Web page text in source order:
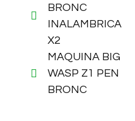
BRONC
INALAMBRICA
X2
MAQUINA BIG
WASP Z1 PEN
BRONC